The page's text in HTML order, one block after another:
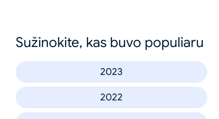
Sužinokite, kas buvo populiaru
2023
2022